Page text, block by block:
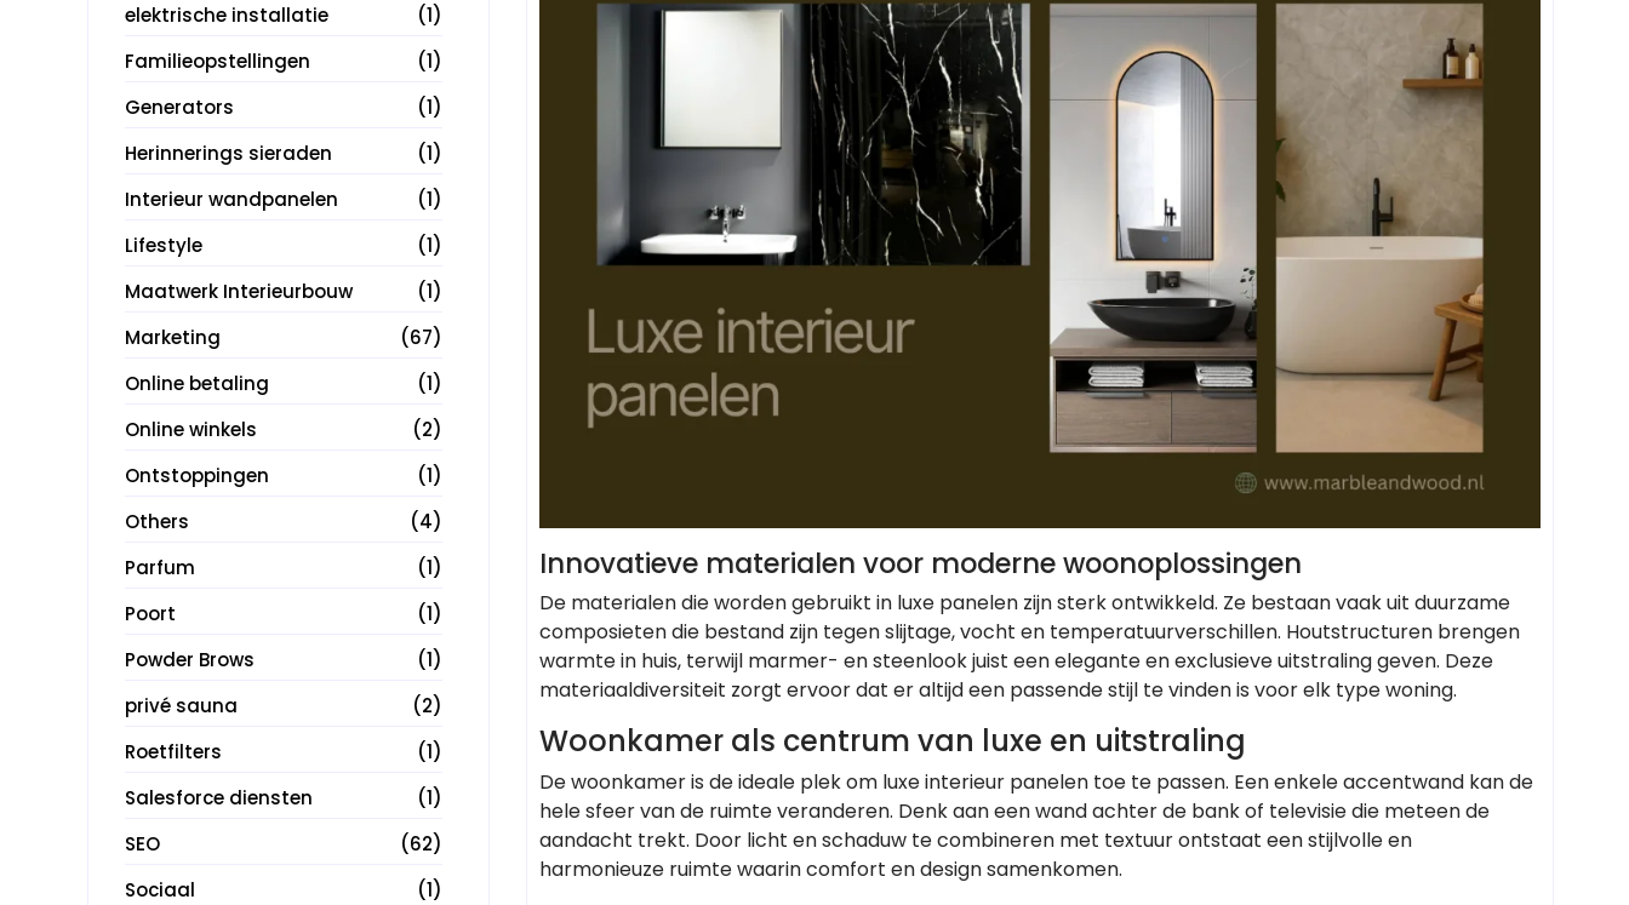
elektrische installatie
(1)
Familieopstellingen
(1)
Generators
(1)
Herinnerings sieraden
(1)
Interieur wandpanelen
(1)
Lifestyle
(1)
Maatwerk Interieurbouw
(1)
Marketing
(67)
Online betaling
(1)
Online winkels
(2)
Ontstoppingen
(1)
Others
(4)
Parfum
(1)
Poort
(1)
Powder Brows
(1)
privé sauna
(2)
Roetfilters
(1)
Salesforce diensten
(1)
SEO
(62)
Sociaal
(1)
Innovatieve materialen voor moderne woonoplossingen
De materialen die worden gebruikt in luxe panelen zijn sterk ontwikkeld. Ze bestaan vaak uit duurzame
composieten die bestand zijn tegen slijtage, vocht en temperatuurverschillen. Houtstructuren brengen
warmte in huis, terwijl marmer- en steenlook juist een elegante en exclusieve uitstraling geven. Deze
materiaaldiversiteit zorgt ervoor dat er altijd een passende stijl te vinden is voor elk type woning.
Woonkamer als centrum van luxe en uitstraling
De woonkamer is de ideale plek om luxe interieur panelen toe te passen. Een enkele accentwand kan de
hele sfeer van de ruimte veranderen. Denk aan een wand achter de bank of televisie die meteen de
aandacht trekt. Door licht en schaduw te combineren met textuur ontstaat een stijlvolle en
harmonieuze ruimte waarin comfort en design samenkomen.